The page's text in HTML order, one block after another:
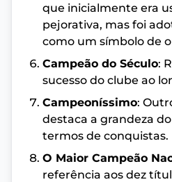
que inicialmente era
pejorativa, mas foi
como um símbolo de
Campeão do Século:
sucesso do clube ao
Campeoníssimo:
destaca a grandeza
termos de conquistas.
O Maior Campeão
referência aos dez